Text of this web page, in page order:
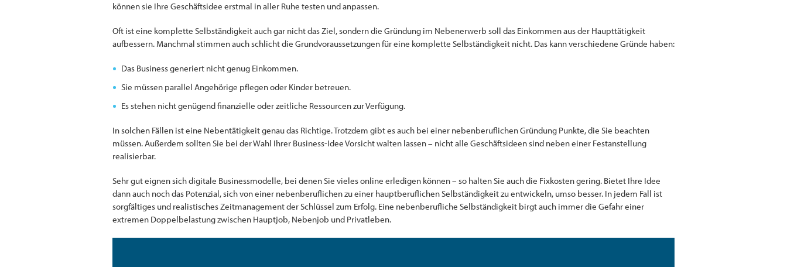
können sie Ihre Geschäftsidee erstmal in aller Ruhe testen und anpassen.
Oft ist eine komplette Selbständigkeit auch gar nicht das Ziel, sondern die Gründung im Nebenerwerb soll das Einkommen aus der Haupttätigkeit
aufbessern. Manchmal stimmen auch schlicht die Grundvoraussetzungen für eine komplette Selbständigkeit nicht. Das kann verschiedene Gründe haben:
Das Business generiert nicht genug Einkommen.
Sie müssen parallel Angehörige pflegen oder Kinder betreuen.
Es stehen nicht genügend finanzielle oder zeitliche Ressourcen zur Verfügung.
In solchen Fällen ist eine Nebentätigkeit genau das Richtige. Trotzdem gibt es auch bei einer nebenberuflichen Gründung Punkte, die Sie beachten
müssen. Außerdem sollten Sie bei der Wahl Ihrer Business-Idee Vorsicht walten lassen – nicht alle Geschäftsideen sind neben einer Festanstellung
realisierbar.
Sehr gut eignen sich digitale Businessmodelle, bei denen Sie vieles online erledigen können – so halten Sie auch die Fixkosten gering. Bietet Ihre Idee
dann auch noch das Potenzial, sich von einer nebenberuflichen zu einer hauptberuflichen Selbständigkeit zu entwickeln, umso besser. In jedem Fall ist
sorgfältiges und realistisches Zeitmanagement der Schlüssel zum Erfolg. Eine nebenberufliche Selbständigkeit birgt auch immer die Gefahr einer
extremen Doppelbelastung zwischen Hauptjob, Nebenjob und Privatleben.